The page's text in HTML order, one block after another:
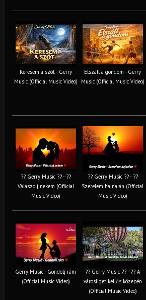
Keresem a szót - Gerry
Music (Official Music Video)
Elszáll a gondom - Gerry
Music (Official Music Video)
?? Gerry Music ?? - ??
Válaszolj nekem (Official
Music Video)
?? Gerry Music ?? - ??
Szerelem hajnalán (Official
Music Video)
Gerry Music - Gondolj rám
(Official Music Video)
?? Gerry Music ?? - ?? A
városliget kellős közepén
(Official Music Video)